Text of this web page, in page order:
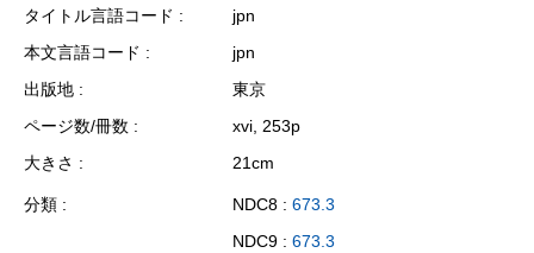
タイトル言語コード
jpn
本文言語コード
jpn
出版地
東京
ページ数/冊数
xvi, 253p
大きさ
21cm
分類 NDC8 : 673.3
NDC9 : 673.3